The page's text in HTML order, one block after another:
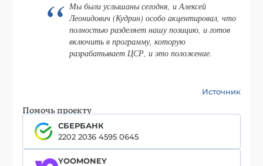
Мы были услышаны сегодня, и Алексей
Леонидович (Кудрин) особо акцентировал, что
полностью разделяет нашу позицию, и готов
включить в программу, которую
разрабатывает ЦСР, и это положение.
Источник
Помочь проекту
СБЕРБАНК
2202 2036 4595 0645
YOOMONEY